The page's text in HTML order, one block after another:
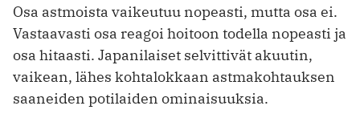
Osa astmoista vaikeutuu nopeasti, mutta osa ei.
Vastaavasti osa reagoi hoitoon todella nopeasti ja
osa hitaasti. Japanilaiset selvittivät akuutin,
vaikean, lähes kohtalokkaan astmakohtauksen
saaneiden potilaiden ominaisuuksia.